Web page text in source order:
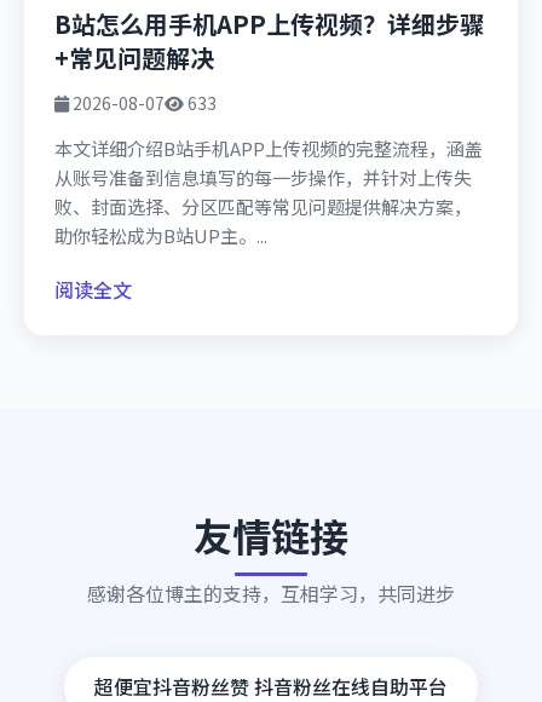
B站怎么用手机APP上传视频？详细步骤
+常见问题解决
2026-08-07 633
本文详细介绍B站手机APP上传视频的完整流程，涵盖
从账号准备到信息填写的每一步操作，并针对上传失
败、封面选择、分区匹配等常见问题提供解决方案，
助你轻松成为B站UP主。...
阅读全文
友情链接
感谢各位博主的支持，互相学习，共同进步
超便宜抖音粉丝赞 抖音粉丝在线自助平台